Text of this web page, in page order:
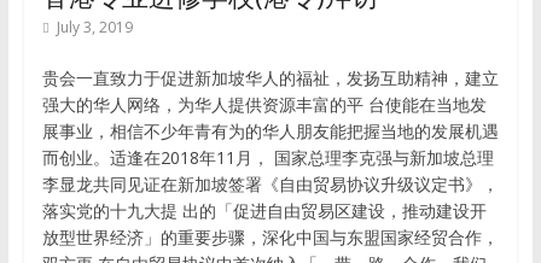
July 3, 2019
贵会⼀直致⼒于促进新加坡华⼈的福祉，发扬互助精神，建⽴
强⼤的华⼈⽹络，为华⼈提供资源丰富的平 台使能在当地发
展事业，相信不少年⻘有为的华⼈朋友能把握当地的发展机遇
⽽创业。适逢在2018年11⽉， 国家总理李克强与新加坡总理
李显⻰共同⻅证在新加坡签署《⾃由贸易协议升级议定书》，
落实党的⼗九⼤提 出的「促进⾃由贸易区建设，推动建设开
放型世界经济」的重要步骤，深化中国与东盟国家经贸合作，